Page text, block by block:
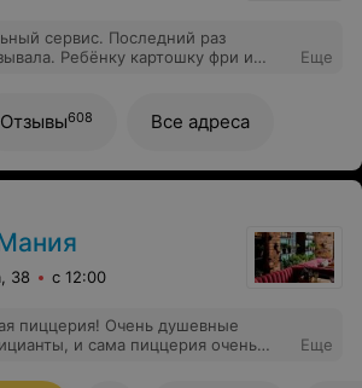
сервис. Последний раз
Ребёнку картошку фри и
настроение. А в прошлый
и даже не извинились. Минус
Еще
Отзывы608 Все адреса
38 с 12:00
пиццерия! Очень душевные
и сама пиццерия очень
Еще